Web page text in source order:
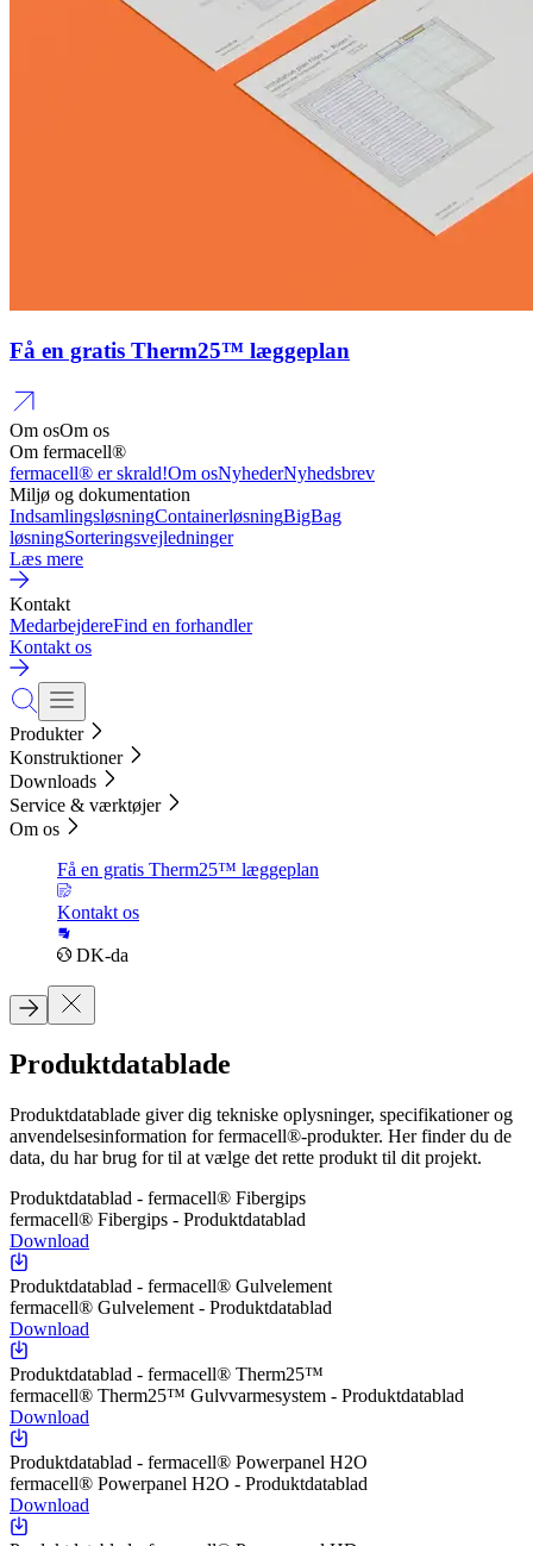
Få en gratis Therm25™ læggeplan
Om osOm os
Om fermacell®
fermacell® er skrald!Om osNyhederNyhedsbrev
Miljø og dokumentation
IndsamlingsløsningContainerløsningBigBag
løsningSorteringsvejledninger
Læs mere
Kontakt
MedarbejdereFind en forhandler
Kontakt os
Produkter
Konstruktioner
Downloads
Service & værktøjer
Om os
Få en gratis Therm25™ læggeplan
Kontakt os
DK-da
Produktdatablade
Produktdatablade giver dig tekniske oplysninger, specifikationer og
anvendelsesinformation for fermacell®-produkter. Her finder du de
data, du har brug for til at vælge det rette produkt til dit projekt.
Produktdatablad - fermacell® Fibergips
fermacell® Fibergips - Produktdatablad
Download
Produktdatablad - fermacell® Gulvelement
fermacell® Gulvelement - Produktdatablad
Download
Produktdatablad - fermacell® Therm25™
fermacell® Therm25™ Gulvvarmesystem - Produktdatablad
Download
Produktdatablad - fermacell® Powerpanel H2O
fermacell® Powerpanel H2O - Produktdatablad
Download